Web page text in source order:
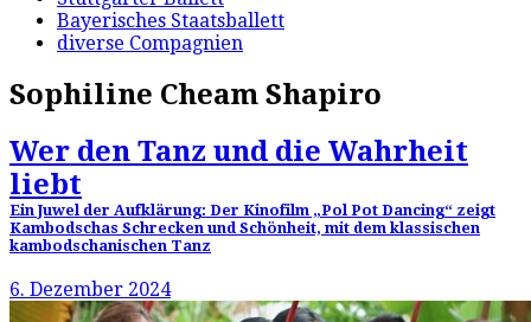
Bayerisches Staatsballett
diverse Compagnien
Sophiline Cheam Shapiro
Wer den Tanz und die Wahrheit
liebt
Ein Juwel der Aufklärung: Der Kinofilm „Pol Pot Dancing“ zeigt
Kambodschas Schrecken und Schönheit, mit dem klassischen
kambodschanischen Tanz
6. Dezember 2024